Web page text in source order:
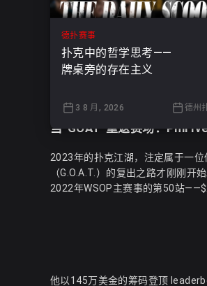
当“GOAT”重返赛场：Phil
2023年的扑克江湖，注定属于一
（G.O.A.T.）的复出之路才刚刚
2022年WSOP主赛事的第50站
他以145万美金的筹码登顶
德扑赛事
扑克中的哲学思考——
牌桌旁的存在主义
3 8 月, 2026 德州